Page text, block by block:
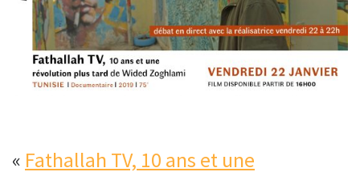
« Fathallah TV, 10 ans et une